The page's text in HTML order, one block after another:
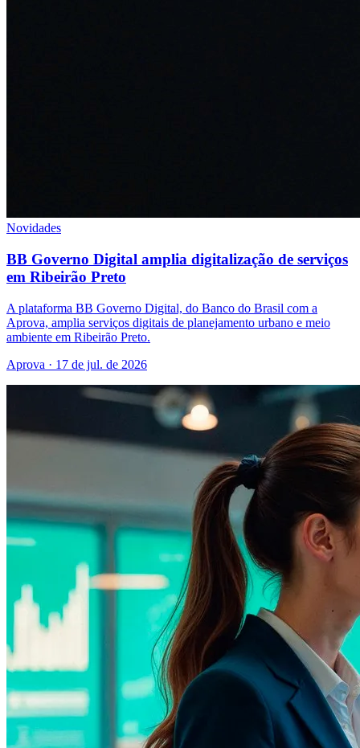
Novidades
BB Governo Digital amplia digitalização de serviços
em Ribeirão Preto
A plataforma BB Governo Digital, do Banco do Brasil com a
Aprova, amplia serviços digitais de planejamento urbano e meio
ambiente em Ribeirão Preto.
Aprova · 17 de jul. de 2026